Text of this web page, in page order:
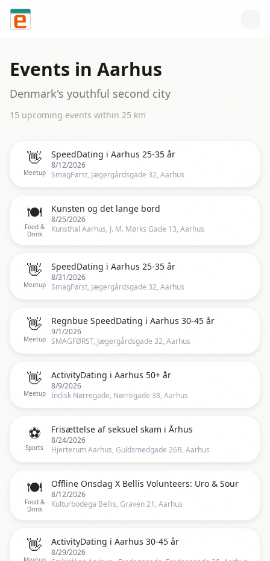
Skip to content
Events in Aarhus
Denmark's youthful second city
15 upcoming events within 25 km
👋
Meetup
SpeedDating i Aarhus 25-35 år
8/12/2026
SmagFørst, Jægergårdsgade 32, Aarhus
🍽️
Food &
Drink
Kunsten og det lange bord
8/25/2026
Kunsthal Aarhus, J. M. Mørks Gade 13, Aarhus
👋
Meetup
SpeedDating i Aarhus 25-35 år
8/31/2026
SmagFørst, Jægergårdsgade 32, Aarhus
👋
Meetup
Regnbue SpeedDating i Aarhus 30-45 år
9/1/2026
SMAGFØRST, Jægergårdsgade 32, Aarhus
👋
Meetup
ActivityDating i Aarhus 50+ år
8/9/2026
Indisk Nørregade, Nørregade 38, Aarhus
⚽
Sports
Frisættelse af seksuel skam i Århus
8/24/2026
Hjerterum Aarhus, Guldsmedgade 26B, Aarhus
🍽️
Food &
Drink
Offline Onsdag X Bellis Volunteers: Uro & Sour
8/12/2026
Kulturbodega Bellis, Graven 21, Aarhus
👋 ActivityDating i Aarhus 30-45 år
8/29/2026